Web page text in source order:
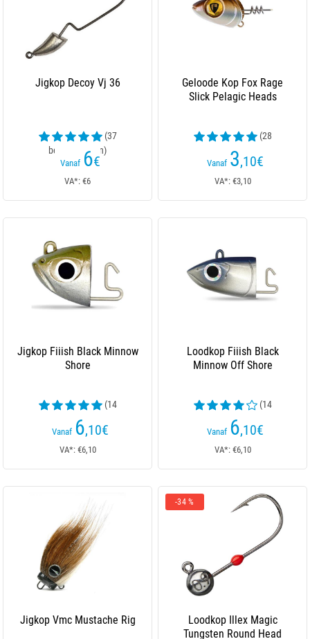
Jigkop Decoy Vj 36
(37
beoordelingen)
Vanaf 6€
VA*: €6
Geloode Kop Fox Rage
Slick Pelagic Heads
(28
beoordelingen)
Vanaf 3,10€
VA*: €3,10
Jigkop Fiiish Black Minnow
Shore
(14
beoordelingen)
Vanaf 6,10€
VA*: €6,10
Loodkop Fiiish Black
Minnow Off Shore
(14
beoordelingen)
Vanaf 6,10€
VA*: €6,10
Jigkop Vmc Mustache Rig
-34 %
Loodkop Illex Magic
Tungsten Round Head